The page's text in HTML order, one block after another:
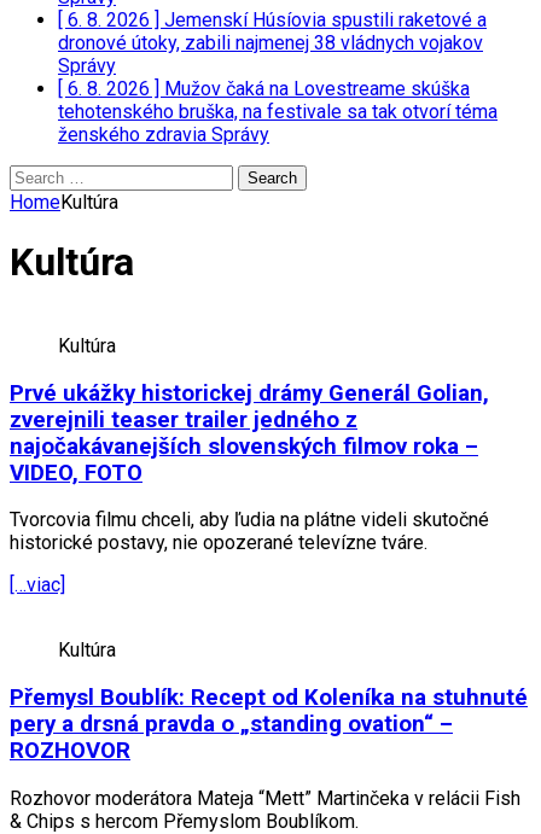
[ 6. 8. 2026 ] Jemenskí Húsíovia spustili raketové a
dronové útoky, zabili najmenej 38 vládnych vojakov
Správy
[ 6. 8. 2026 ] Mužov čaká na Lovestreame skúška
tehotenského bruška, na festivale sa tak otvorí téma
ženského zdravia Správy
Search
for:
HomeKultúra
Kultúra
Kultúra
Prvé ukážky historickej drámy Generál Golian,
zverejnili teaser trailer jedného z
najočakávanejších slovenských filmov roka –
VIDEO, FOTO
Tvorcovia filmu chceli, aby ľudia na plátne videli skutočné
historické postavy, nie opozerané televízne tváre.
[…viac]
Kultúra
Přemysl Boublík: Recept od Koleníka na stuhnuté
pery a drsná pravda o „standing ovation“ –
ROZHOVOR
Rozhovor moderátora Mateja “Mett” Martinčeka v relácii Fish
& Chips s hercom Přemyslom Boublíkom.